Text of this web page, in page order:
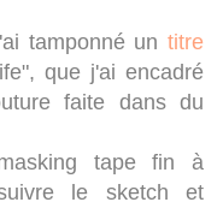
tamponné un titre
que j'ai encadré
faite dans du
tape fin à
le sketch et